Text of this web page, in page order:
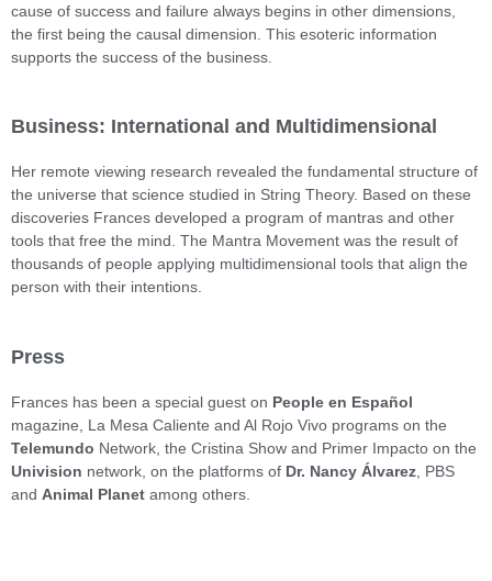
cause of success and failure always begins in other dimensions,
the first being the causal dimension. This esoteric information
supports the success of the business.
Business: International and Multidimensional
Her remote viewing research revealed the fundamental structure of
the universe that science studied in String Theory. Based on these
discoveries Frances developed a program of mantras and other
tools that free the mind. The Mantra Movement was the result of
thousands of people applying multidimensional tools that align the
person with their intentions.
Press
Frances has been a special guest on People en Español
magazine, La Mesa Caliente and Al Rojo Vivo programs on the
Telemundo Network, the Cristina Show and Primer Impacto on the
Univision network, on the platforms of Dr. Nancy Álvarez , PBS
and Animal Planet among others.